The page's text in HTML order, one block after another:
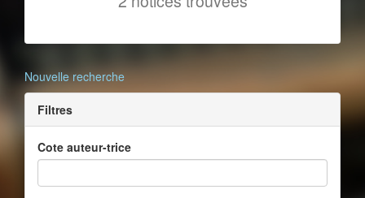
Nouvelle recherche
Filtres
Cote auteur-trice